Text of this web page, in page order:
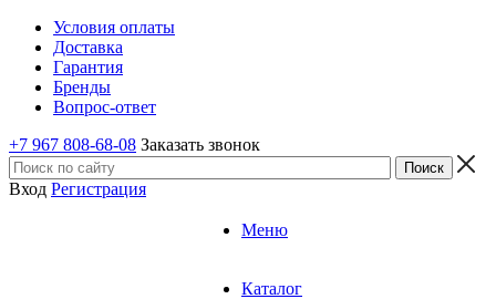
Условия оплаты
Доставка
Гарантия
Бренды
Вопрос-ответ
+7 967 808-68-08 Заказать звонок
Вход Регистрация
Меню
Каталог